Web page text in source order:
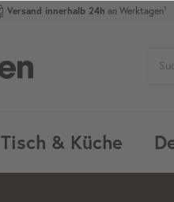
Versand innerhalb 24h an Werktagen¹
Tisch & Küche